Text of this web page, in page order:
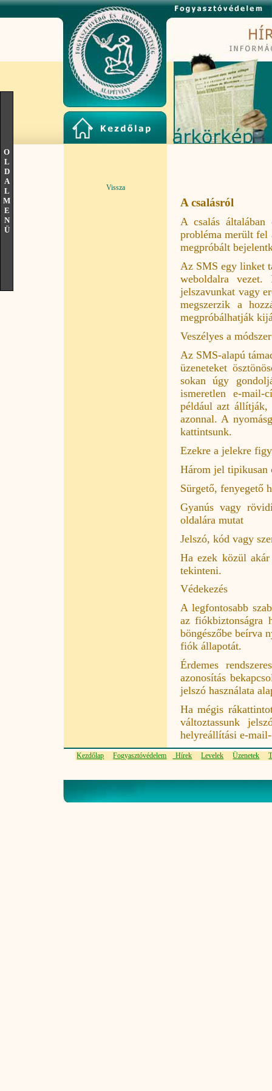
O
L
D
A
L
M
E
N
Ü
Vissza
A csalásról
A csalás
probléma merült fel
megpróbált
Az SMS egy linket
weboldalra
jelszavunkat vagy
megszerzik a
megpróbálhatják
Veszélyes a módszer
Az SMS-alapú
üzeneteket
sokan úgy
ismeretlen e-mail-
például azt állítják,
azonnal. A
kattintsunk.
Ezekre a jelekre
Három jel tipikusan
Sürgető, fenyegető
Gyanús vagy
oldalára mutat
Jelszó, kód vagy
Ha ezek közül akár
tekinteni.
Védekezés
A legfontosabb
az fiókbiztonságra
böngészőbe beírva
fiók állapotát.
Érdemes
azonosítás
jelszó használata
Ha mégis
változtassunk
helyreállítási e-
Kezdőlap Fogyasztóvédelem Hírek Levelek Üzenetek